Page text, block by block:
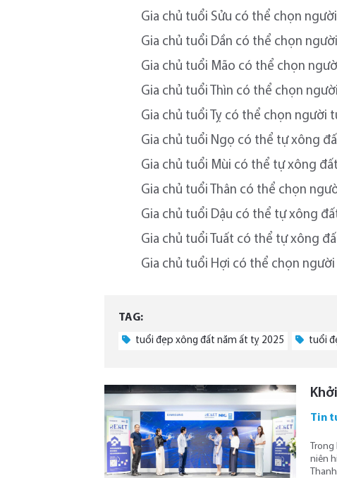
Gia chủ tuổi Sửu có thể chọn
Gia chủ tuổi Dần có thể chọn
Gia chủ tuổi Mão có thể chọn
Gia chủ tuổi Thìn có thể chọn
Gia chủ tuổi Tỵ có thể chọn người
Gia chủ tuổi Ngọ có thể tự xông
Gia chủ tuổi Mùi có thể tự xông
Gia chủ tuổi Thân có thể chọn
Gia chủ tuổi Dậu có thể tự xông
Gia chủ tuổi Tuất có thể tự xông
Gia chủ tuổi Hợi có thể chọn
TAG:
tuổi đẹp xông đất năm ất tỵ 2025 tuổi
Tin
niên